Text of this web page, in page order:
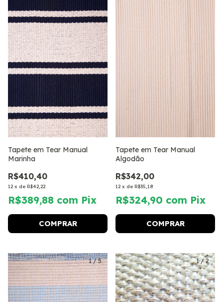
Tapete em Tear Manual
Marinha
R$410,40
12 x de R$42,22
R$389,88 com Pix
COMPRAR
Tapete em Tear Manual
Algodão
R$342,00
12 x de R$35,18
R$324,90 com Pix
COMPRAR
1/5 1/2